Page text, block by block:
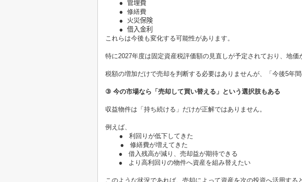
● 管理費
● 修繕費
●
火災保険
● 借入金利
これらは今後も変化する可能性があります。
特に2027年度は固定資産税評価額の見直しが予定されており、地
税額の増加だけで売却を判断する必要はありませんが、「今後5年
③ 今の市場なら「売却して買い替える」という選択肢もある
収益物件は「持ち続ける」だけが正解ではありません。
例えば、
●
利回りが低下してきた
●
修繕費が増えてきた
●
借入残高が減り、売却益が期待できる
●
より高利回りの物件へ資産を組み替えたい
このような状況であれば、売却によって資産を次の投資へ活用する